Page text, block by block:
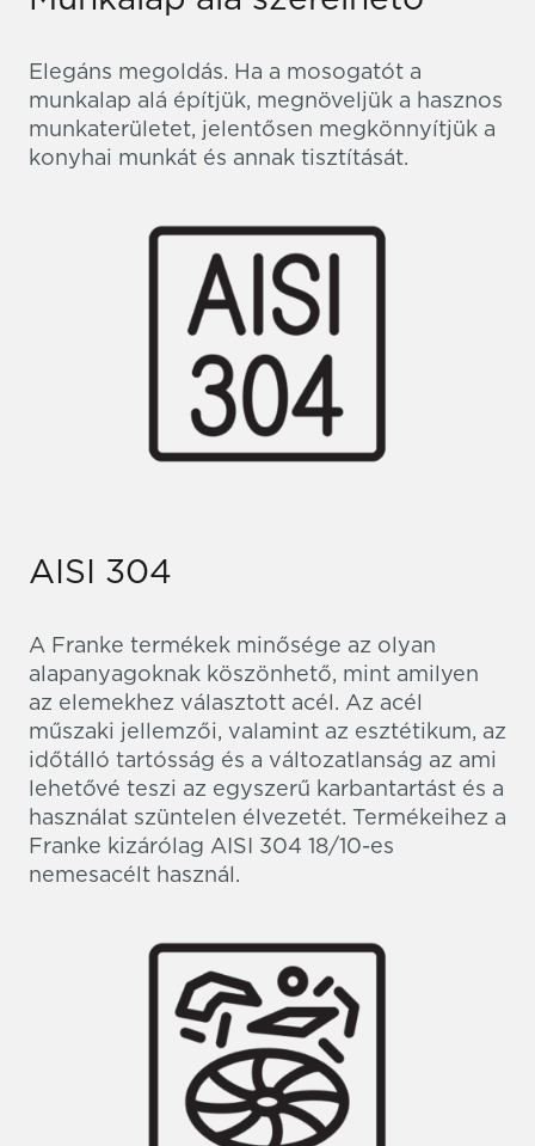
Elegáns megoldás. Ha a mosogatót a
munkalap alá építjük, megnöveljük a hasznos
munkaterületet, jelentősen megkönnyítjük a
konyhai munkát és annak tisztítását.
AISI 304
A Franke termékek minősége az olyan
alapanyagoknak köszönhető, mint amilyen
az elemekhez választott acél. Az acél
műszaki jellemzői, valamint az esztétikum, az
időtálló tartósság és a változatlanság az ami
lehetővé teszi az egyszerű karbantartást és a
használat szüntelen élvezetét. Termékeihez a
Franke kizárólag AISI 304 18/10-es
nemesacélt használ.